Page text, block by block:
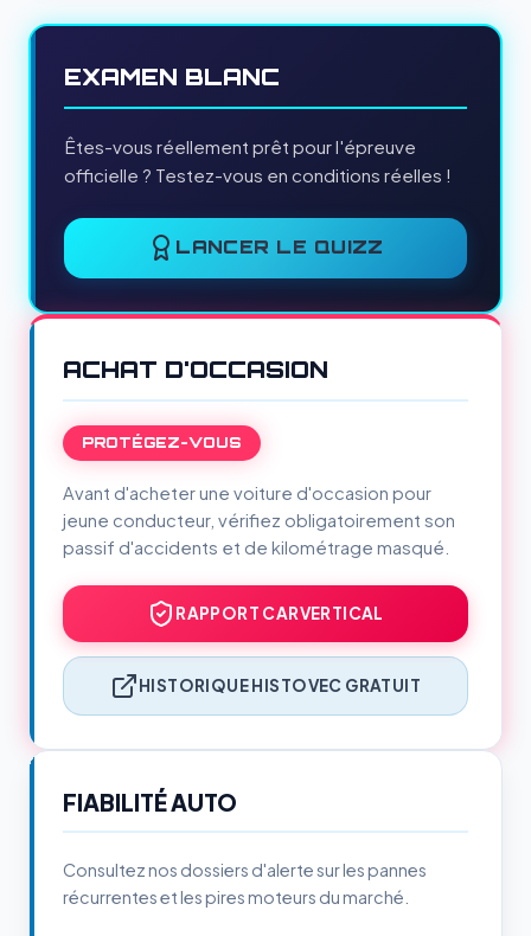
EXAMEN BLANC
Êtes-vous réellement prêt pour l'épreuve
officielle ? Testez-vous en conditions réelles !
LANCER LE QUIZZ
ACHAT D'OCCASION
PROTÉGEZ-VOUS
Avant d'acheter une voiture d'occasion pour
jeune conducteur, vérifiez obligatoirement son
passif d'accidents et de kilométrage masqué.
RAPPORT CARVERTICAL
HISTORIQUE HISTOVEC GRATUIT
FIABILITÉ AUTO
Consultez nos dossiers d'alerte sur les pannes
récurrentes et les pires moteurs du marché.